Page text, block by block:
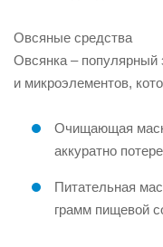
Овсяные средства
Овсянка – популярный
и микроэлементов,
Очищающая
аккуратно
Питательная
грамм пищевой